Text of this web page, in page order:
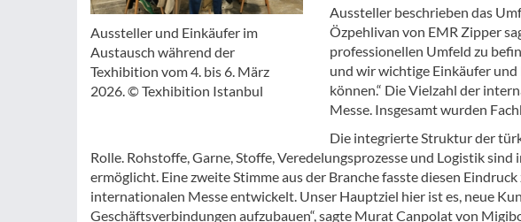
Aussteller und Einkäufer im
Austausch während der
Texhibition vom 4. bis 6. März
2026. © Texhibition Istanbul
Aussteller beschrieben das
Özpehlivan von EMR Zipper
professionellen Umfeld zu
und wir wichtige Einkäufer
können.“ Die Vielzahl der
Messe. Insgesamt wurden
Die integrierte Struktur der
Rolle. Rohstoffe, Garne, Stoffe, Veredelungsprozesse und Logistik
ermöglicht. Eine zweite Stimme aus der Branche fasste diesen
internationalen Messe entwickelt. Unser Hauptziel hier ist es, neue
Geschäftsverbindungen aufzubauen“, sagte Murat Canpolat von